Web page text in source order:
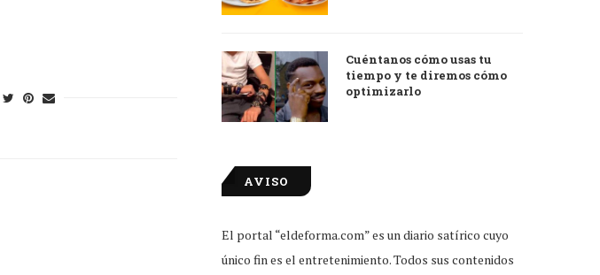
Cuéntanos cómo usas tu
tiempo y te diremos cómo
optimizarlo
AVISO
El portal “eldeforma.com” es un diario satírico cuyo
único fin es el entretenimiento. Todos sus contenidos